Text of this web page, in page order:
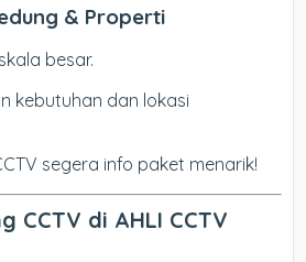
& Properti
besar.
kebutuhan dan lokasi
segera info paket menarik!
CCTV di AHLI CCTV